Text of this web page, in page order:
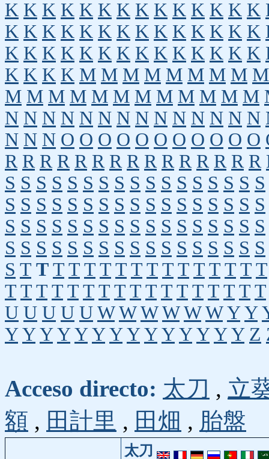
K K K K K K K K K K K K K K
K K K K K K K K K K K K K K
K K K K K K K K K K K K K K
K K K K M M M M M M M M M
M M M M M M M M M M M M
N N N N N N N N N N N N N N
N N N O O O O O O O O O O O
R R R R R R R R R R R R R R R
S S S S S S S S S S S S S S S S S
S S S S S S S S S S S S S S S S S
S S S S S S S S S S S S S S S S S
S S S S S S S S S S S S S S S S S
S T T T T T T T T T T T T T T T T
T T T T T T T T T T T T T T T T T
U U U U U W W W W W W Y Y
Y Y Y Y Y Y Y Y Y Y Y Y Y Y Z
Acceso directo: 太刀 , 立
額 , 田計里 , 田畑 , 胎盤
太刀